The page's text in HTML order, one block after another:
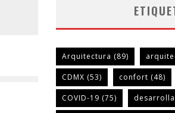
Arquitectura (89)
CDMX (53) confort (48)
COVID-19 (75)